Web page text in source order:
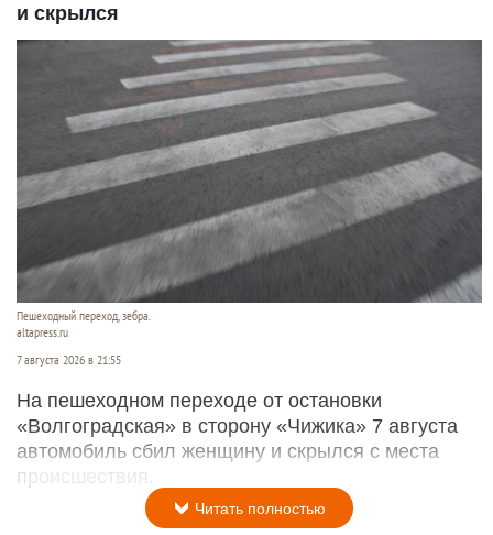
и скрылся
Пешеходный переход, зебра.
altapress.ru
7 августа 2026 в 21:55
На пешеходном переходе от остановки
«Волгоградская» в сторону «Чижика» 7 августа
автомобиль сбил женщину и скрылся с места
происшествия.
Читать полностью